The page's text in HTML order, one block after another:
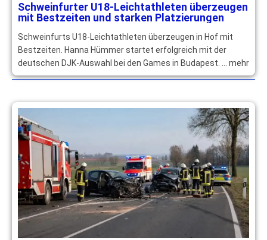
Schweinfurter U18-Leichtathleten überzeugen
mit Bestzeiten und starken Platzierungen
Schweinfurts U18-Leichtathleten überzeugen in Hof mit
Bestzeiten. Hanna Hümmer startet erfolgreich mit der
deutschen DJK-Auswahl bei den Games in Budapest. … mehr